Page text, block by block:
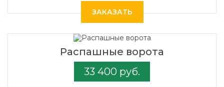
ЗАКАЗАТЬ
Распашные ворота
33 400 руб.